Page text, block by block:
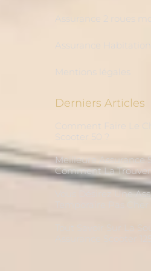
Assurance 2 roues
Assurance Habitation
Mentions légales
Derniers Articles
Comment Faire Le
Scooter 50 ?
Meilleure Assurance
Comment La
Vous Désirez Une
Tout Savoir Sur La